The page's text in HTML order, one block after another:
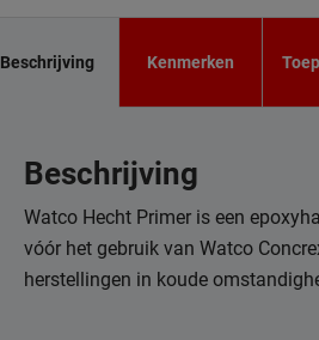
Beschrijving Kenmerken
Beschrijving
Watco Hecht Primer is een
vóór het gebruik van Watco
herstellingen in koude